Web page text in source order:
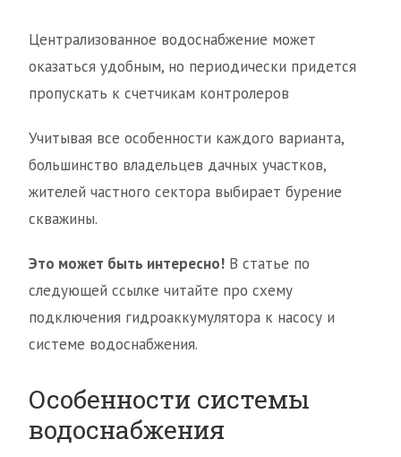
Централизованное водоснабжение может
оказаться удобным, но периодически придется
пропускать к счетчикам контролеров
Учитывая все особенности каждого варианта,
большинство владельцев дачных участков,
жителей частного сектора выбирает бурение
скважины.
Это может быть интересно! В статье по
следующей ссылке читайте про схему
подключения гидроаккумулятора к насосу и
системе водоснабжения.
Особенности системы
водоснабжения